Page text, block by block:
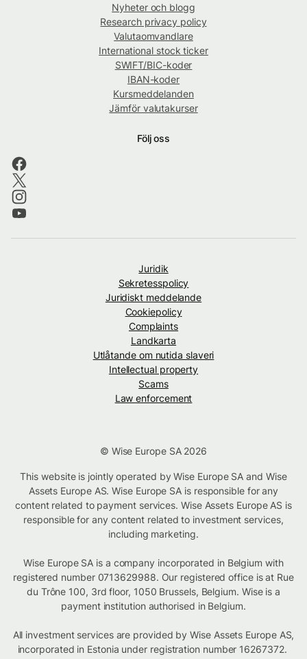
Nyheter och blogg
Research privacy policy
Valutaomvandlare
International stock ticker
SWIFT/BIC-koder
IBAN-koder
Kursmeddelanden
Jämför valutakurser
Följ oss
Juridik
Sekretesspolicy
Juridiskt meddelande
Cookiepolicy
Complaints
Landkarta
Utlåtande om nutida slaveri
Intellectual property
Scams
Law enforcement
© Wise Europe SA 2026
This website is jointly operated by Wise Europe SA and Wise
Assets Europe AS. Wise Europe SA is responsible for any
content related to payment services. Wise Assets Europe AS is
responsible for any content related to investment services,
including marketing.
Wise Europe SA is a company incorporated in Belgium with
registered number 0713629988. Our registered office is at Rue
du Trône 100, 3rd floor, 1050 Brussels, Belgium. Wise is a
payment institution authorised in Belgium.
All investment services are provided by Wise Assets Europe AS,
incorporated in Estonia under registration number 16267372.